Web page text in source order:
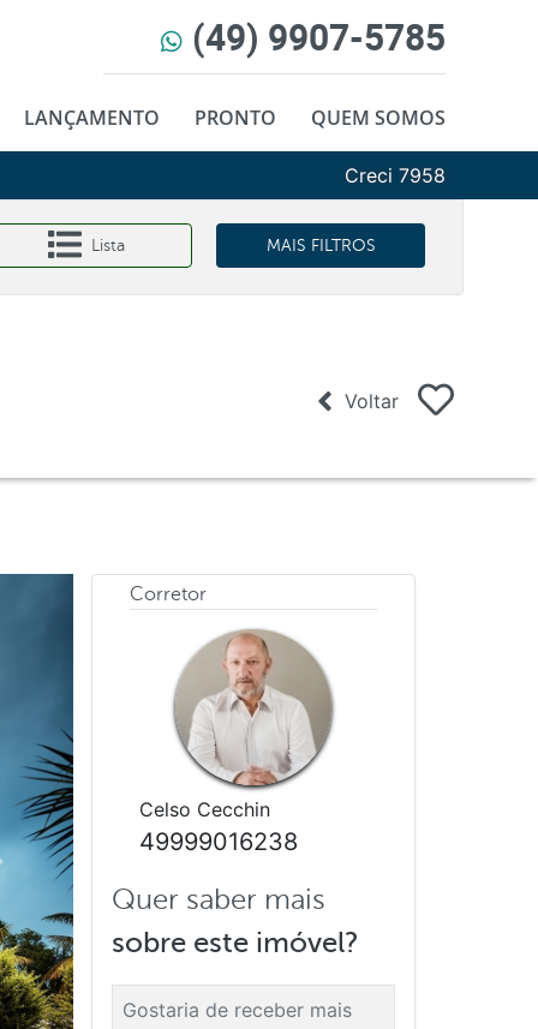
(49) 9907-5785
LANÇAMENTO PRONTO QUEM SOMOS
Creci 7958
Lista MAIS FILTROS
Voltar
Corretor
Celso Cecchin
49999016238
Quer saber mais
sobre este imóvel?